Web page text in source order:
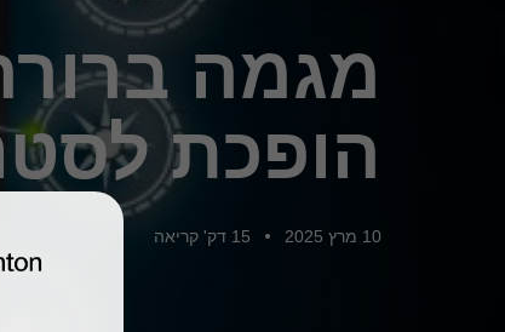
מגמה
הופכת
10 מרץ 2025 15 דק' קריאה